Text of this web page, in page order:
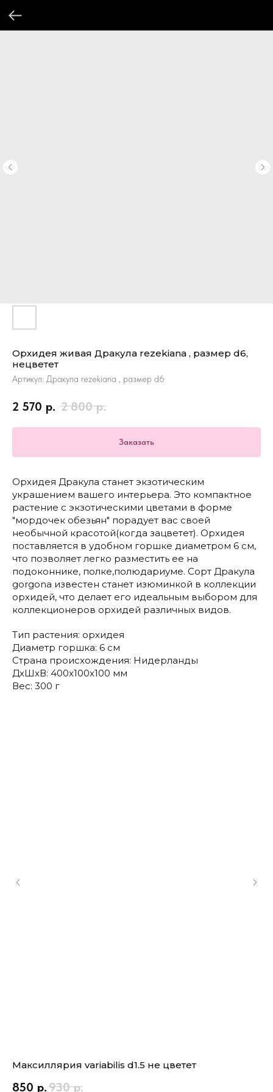
Орхидея живая Дракула rezekiana , размер d6,
нецветет
Артикул: Дракула rezekiana , размер d6
2 570 р. 2 800 р.
Заказать
Орхидея Дракула станет экзотическим
украшением вашего интерьера. Это компактное
растение с экзотическими цветами в форме
"мордочек обезьян" порадует вас своей
необычной красотой(когда зацветет). Орхидея
поставляется в удобном горшке диаметром 6 см,
что позволяет легко разместить ее на
подоконнике, полке,полюдариуме. Сорт Дракула
gorgona известен станет изюминкой в коллекции
орхидей, что делает его идеальным выбором для
коллекционеров орхидей различных видов.
Тип растения: орхидея
Диаметр горшка: 6 см
Страна происхождения: Нидерланды
ДxШxВ: 400x100x100 мм
Вес: 300 г
Максиллярия variabilis d1.5 не цветет
850 р.930 р.